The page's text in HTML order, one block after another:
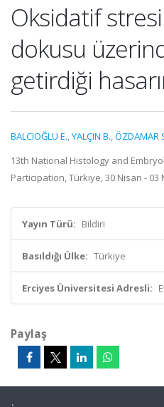
Oksidatif
dokusu
getirdiği
BALCIOĞLU E.,YALÇIN B.,ÖZDAMAR
13th National Histology and
Participation, Türkiye, 30 Nisan - 03
Yayın Türü: Bildiri
Basıldığı Ülke: Türkiye
Erciyes Üniversitesi Adresli:
Paylaş